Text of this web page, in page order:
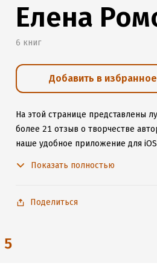
Елена
6 книг
Добавить в избранное
На этой странице представлены
более 21 отзыв о творчестве
наше удобное приложение для
Показать полностью
Поделиться
5